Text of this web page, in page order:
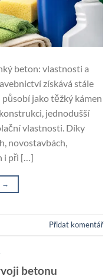
beton: vlastnosti a
získává stále
jako těžký kámen
jednodušší
vlastnosti. Díky
novostavbách,
i při […]
→
Přidat komentář
betonu